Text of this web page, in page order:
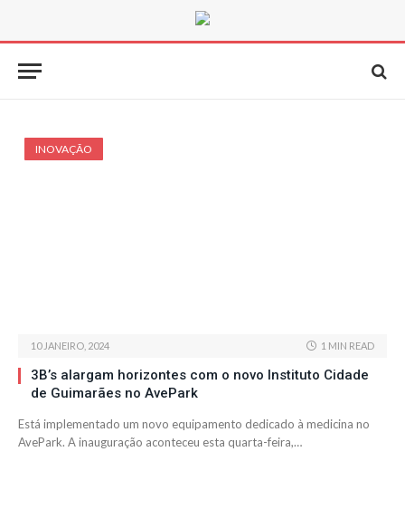
INOVAÇÃO
10 JANEIRO, 2024 1 MIN READ
3B’s alargam horizontes com o novo Instituto Cidade
de Guimarães no AvePark
Está implementado um novo equipamento dedicado à medicina no
AvePark. A inauguração aconteceu esta quarta-feira,…